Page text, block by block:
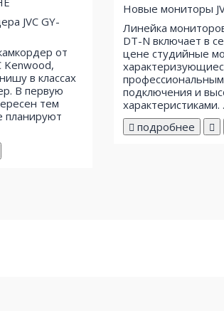
JVC GY-
от
Kenwood,
в классах
В первую
тем
планируют
Новые мониторы
Линейка
DT-N включает в
цене студийные
подключения и
характеристиками.
подробнее